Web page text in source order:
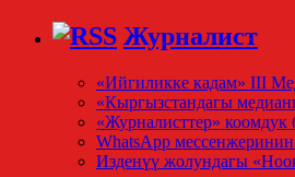
Журналист
«Ийгиликке кадам» III
«Кыргызстандагы
«Журналисттер»
WhatsApp
Изденүү жолундагы